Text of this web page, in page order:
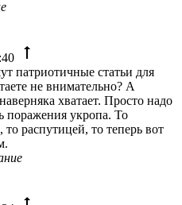
патриотичные статьи для
не внимательно? А
хватает. Просто надо
поражения укропа. То
то распутицей, то теперь вот